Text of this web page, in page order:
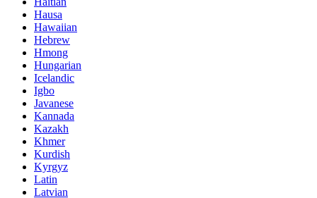
Hausa
Hawaiian
Hebrew
Hmong
Hungarian
Icelandic
Igbo
Javanese
Kannada
Kazakh
Khmer
Kurdish
Kyrgyz
Latin
Latvian